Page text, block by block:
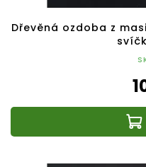
Dřevěná ozdoba z